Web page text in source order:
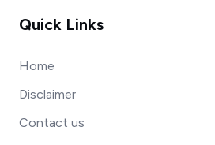
Quick Links
Home
Disclaimer
Contact us